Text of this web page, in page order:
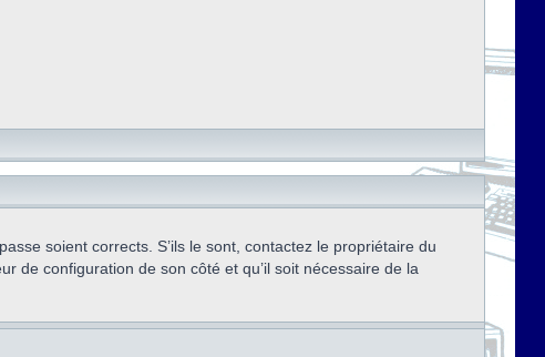
soient corrects. S’ils le sont, contactez le propriétaire du
de configuration de son côté et qu’il soit nécessaire de la